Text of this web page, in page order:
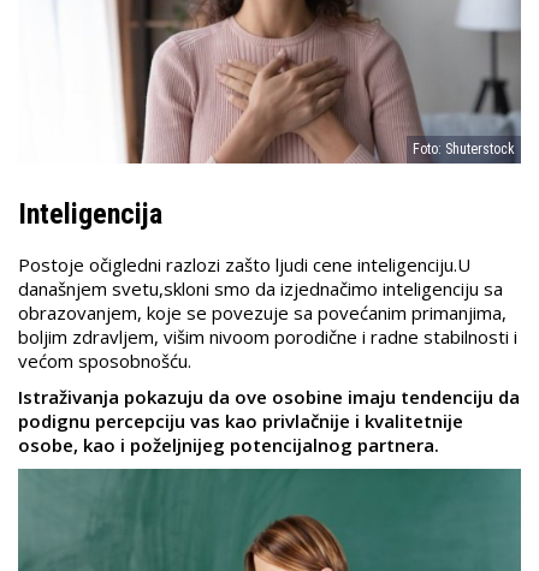
Foto: Shuterstock
Inteligencija
Postoje očigledni razlozi zašto ljudi cene inteligenciju.U
današnjem svetu,skloni smo da izjednačimo inteligenciju sa
obrazovanjem, koje se povezuje sa povećanim primanjima,
boljim zdravljem, višim nivoom porodične i radne stabilnosti i
većom sposobnošću.
Istraživanja pokazuju da ove osobine imaju tendenciju da
podignu percepciju vas kao privlačnije i kvalitetnije
osobe, kao i poželjnijeg potencijalnog partnera.